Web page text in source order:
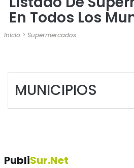
En Todos Los
Inicio > Supermercados
MUNICIPIOS
PubliSur.net